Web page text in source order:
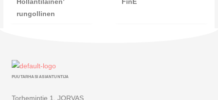
Hollantilainen’
rungollinen
FinE
PUUTARHASI ASIANTUNTIJA
Torhemintie 1, JORVAS